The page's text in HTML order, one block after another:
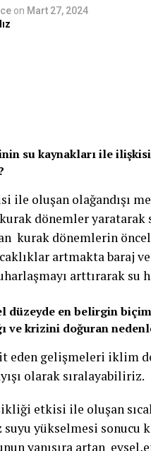
on Mart 27, 2024
su kaynakları ile
oluşan olağandışı
dönemler
kurak dönemlerin
artmakta baraj
arttırarak su
düzeyde en belirgin
ve krizini doğuran
eden gelişmeleri iklim
olarak sıralayabiliriz.
etkisi ile oluşan
yükselmesi
yanısıra artan